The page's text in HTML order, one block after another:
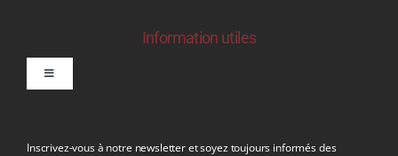
Information utiles
Toggle
Inscrivez-vous à notre newsletter et soyez toujours informés des